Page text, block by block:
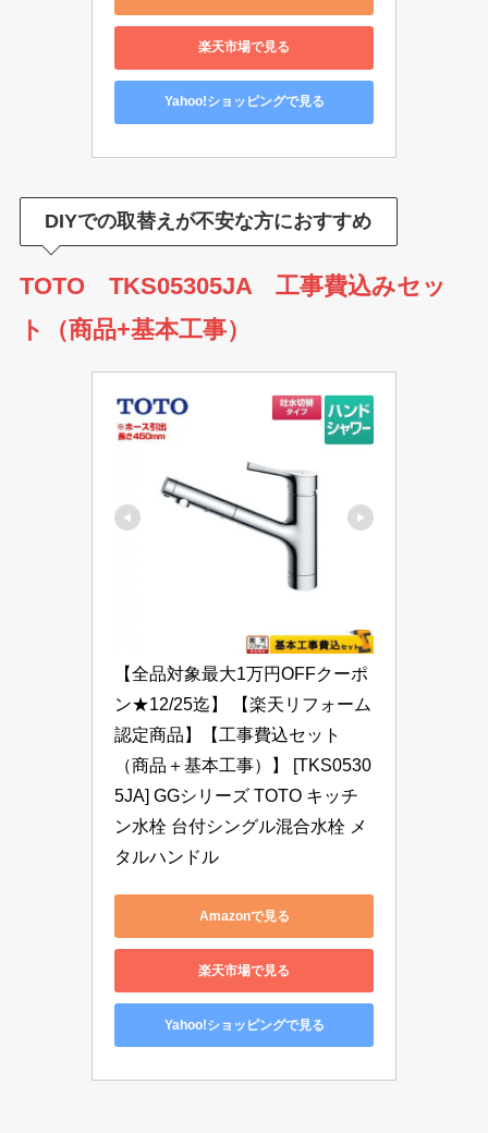
楽天市場で見る
Yahoo!ショッピングで見る
DIYでの取替えが不安な方におすすめ
TOTO TKS05305JA 工事費込みセッ
ト（商品+基本工事）
【全品対象最大1万円OFFクーポ
ン★12/25迄】 【楽天リフォーム
認定商品】【工事費込セット
（商品＋基本工事）】 [TKS0530
5JA] GGシリーズ TOTO キッチ
ン水栓 台付シングル混合水栓 メ
タルハンドル
Amazonで見る
楽天市場で見る
Yahoo!ショッピングで見る